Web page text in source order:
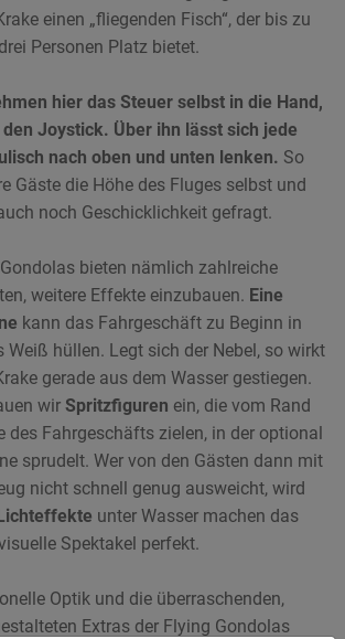
einen „fliegenden Fisch“, der bis zu
drei Personen Platz bietet.
hier das Steuer selbst in die Hand,
Joystick. Über ihn lässt sich jede
nach oben und unten lenken. So
Gäste die Höhe des Fluges selbst und
noch Geschicklichkeit gefragt.
bieten nämlich zahlreiche
weitere Effekte einzubauen. Eine
kann das Fahrgeschäft zu Beginn in
Weiß hüllen. Legt sich der Nebel, so wirkt
gerade aus dem Wasser gestiegen.
wir Spritzfiguren ein, die vom Rand
des Fahrgeschäfts zielen, in der optional
sprudelt. Wer von den Gästen dann mit
nicht schnell genug ausweicht, wird
unter Wasser machen das
Spektakel perfekt.
Optik und die überraschenden,
Extras der Flying Gondolas